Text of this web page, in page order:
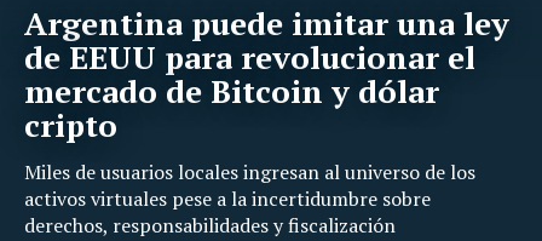
Argentina puede imitar una ley
de EEUU para revolucionar el
mercado de Bitcoin y dólar
cripto
Miles de usuarios locales ingresan al universo de los
activos virtuales pese a la incertidumbre sobre
derechos, responsabilidades y fiscalización